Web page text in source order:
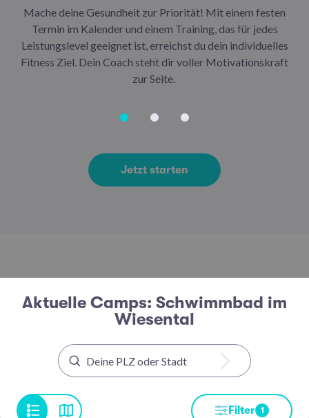
Mache deine Gesundheit zur Priorität! Mit einem festen
Termin im Kalender und einem Training, das für jedes
Leistungslevel geeignet ist, erreichst du dein individuelles
Fitness Ziel. Dein Coach steht dir voller Motivationskraft
zur Seite.
Jetzt starten
Aktuelle Camps: Schwimmbad im
Wiesental
Filter 1